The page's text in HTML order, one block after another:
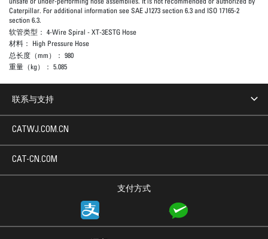
Caterpillar. For additional information see SAE J1273 section 6.3 and ISO 17165-2
section 6.3.
软管类型： 4-Wire Spiral - XT-3ESTG Hose
材料： High Pressure Hose
总长度（mm）： 980
重量（kg）： 5.085
联系与支持
支付方式
CATWJ.COM.CN
CAT-CN.COM